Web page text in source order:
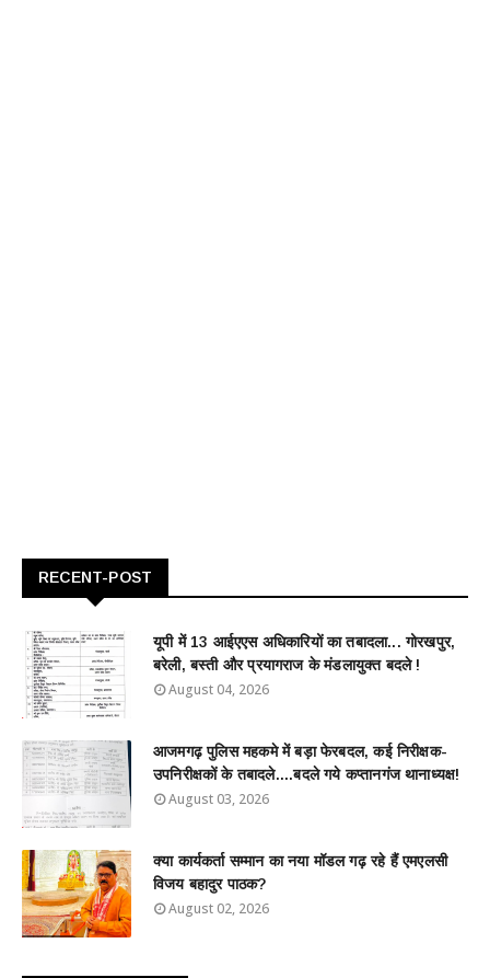
RECENT-POST
यूपी में 13 आईएएस अधिकारियों का तबादला... गोरखपुर,
बरेली, बस्ती और प्रयागराज के मंडलायुक्त बदले !
August 04, 2026
आजमगढ़ पुलिस महकमे में बड़ा फेरबदल, कई निरीक्षक-
उपनिरीक्षकों के तबादले....बदले गये कप्तानगंज थानाध्यक्ष!
August 03, 2026
क्या कार्यकर्ता सम्मान का नया मॉडल गढ़ रहे हैं एमएलसी
विजय बहादुर पाठक?
August 02, 2026